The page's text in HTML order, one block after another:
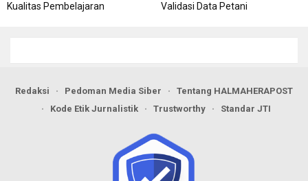
Kualitas Pembelajaran
Validasi Data Petani
Redaksi Pedoman Media Siber
Tentang HALMAHERAPOST
Kode Etik Jurnalistik
Trustworthy Standar JTI